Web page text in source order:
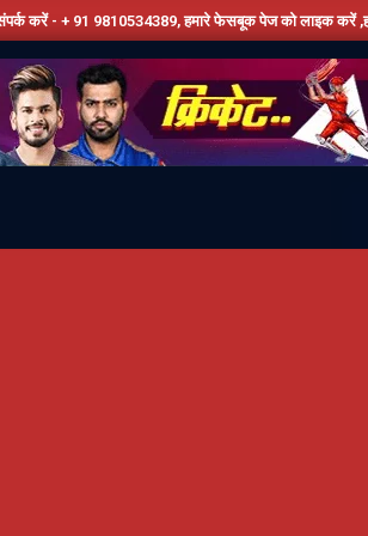
हमारे फेसबूक पेज को लाइक करें ,हमे यूट्यूब पर